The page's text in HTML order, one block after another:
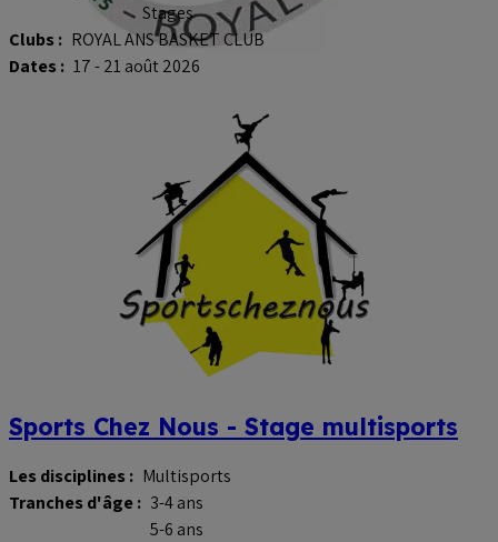
Stages
Clubs : ROYAL ANS BASKET CLUB
Dates : 17 - 21 août 2026
Sports Chez Nous - Stage multisports
Les disciplines : Multisports
Tranches d'âge : 3-4 ans
5-6 ans